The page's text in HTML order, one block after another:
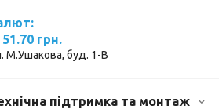
51.70 грн.
М.Ушакова, буд. 1-В
підтримка та монтаж